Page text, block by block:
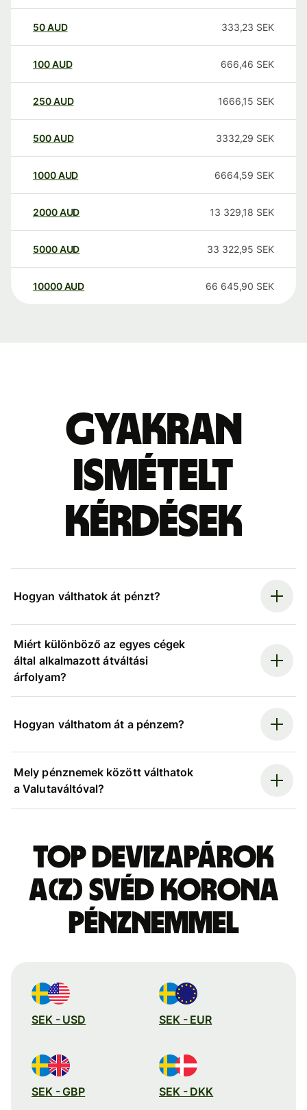
50AUD 333,23 SEK
100AUD 666,46 SEK
250AUD 1666,15 SEK
500AUD 3332,29 SEK
1000AUD 6664,59 SEK
2000AUD 13 329,18 SEK
5000AUD 33 322,95 SEK
10000 AUD 66 645,90 SEK
Gyakran
ismételt
kérdések
Hogyan válthatok át pénzt?
Miért különböző az egyes cégek
által alkalmazott átváltási
árfolyam?
Hogyan válthatom át a pénzem?
Mely pénznemek között válthatok
a Valutaváltóval?
Top devizapárok
a(z) svéd korona
pénznemmel
SEK - USD SEK - EUR
SEK - GBP SEK - DKK